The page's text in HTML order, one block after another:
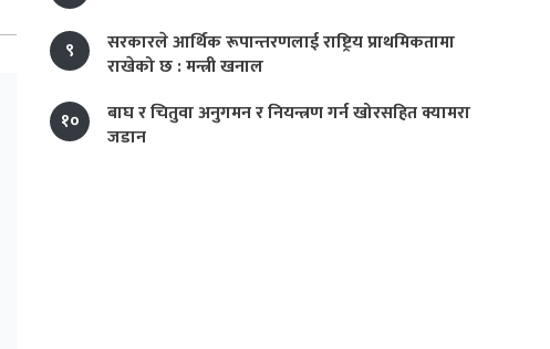
९
सरकारले आर्थिक रूपान्तरणलाई राष्ट्रिय प्राथमिकतामा
राखेको छ : मन्त्री खनाल
१०
बाघ र चितुवा अनुगमन र नियन्त्रण गर्न खोरसहित क्यामरा
जडान